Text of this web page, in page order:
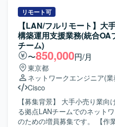
計方針を正確に理解したうえ
める方を求めております。 顧
ケーションを取りながら技術
ューを通じて品質向上に貢献
す。 チーム内の方針に沿いな
決に向けて行動できる方に適した
ションの魅力】 エンタープラ
Azure基盤プロジェクトに参画
ティ、権限管理、ガバナンス
経験できる環境です。 IaCを
のもとで、BicepやARM
な技術要素を活用しながら、
び提案対応を行っていただき
トリーダーとしてクラウド基
し、手足要員への指示出しや
ただきます。 インフラの監視
ィ、運用など非機能要件の設
【求める人物像】 自律的に仕
る方を求めております。 作業
がら取り組み、チームメンバ
ョンを図れる方を歓迎いたし
ンバーのスケジューリングや
ながら、お客様への報告・説
定しております。 リーダーポ
リモート可
【LAN/フルリモート】大
構築運用支援業務(統合
チーム)
〜850,000円/月
東京都
ネットワークエンジニア(
Cisco
【募集背景】 大手小売り業
る拠点LANチームでのネット
のための増員募集です。 【作業内容】 社内および拠点にお